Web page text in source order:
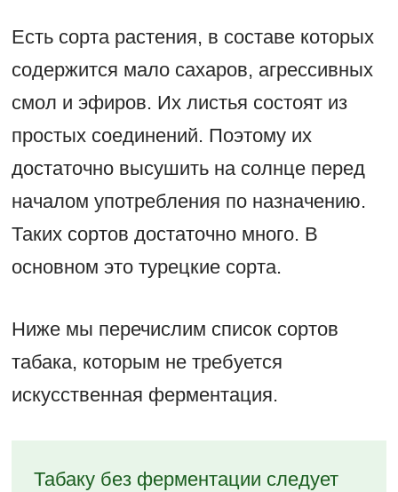
Есть сорта растения, в составе которых
содержится мало сахаров, агрессивных
смол и эфиров. Их листья состоят из
простых соединений. Поэтому их
достаточно высушить на солнце перед
началом употребления по назначению.
Таких сортов достаточно много. В
основном это турецкие сорта.
Ниже мы перечислим список сортов
табака, которым не требуется
искусственная ферментация.
Табаку без ферментации следует